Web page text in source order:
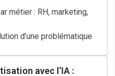
métier : RH, marketing,
d’une problématique
avec l’IA :